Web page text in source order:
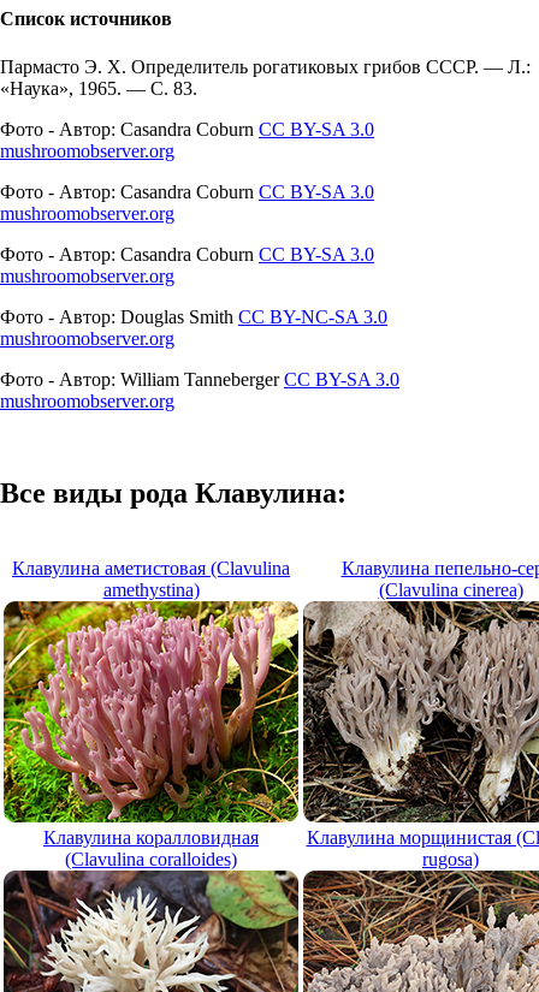
Список источников
Пармасто Э. Х. Определитель рогатиковых грибов СССР. — Л.:
«Наука», 1965. — С. 83.
Фото - Автор: Casandra Coburn CC BY-SA 3.0
mushroomobserver.org
Фото - Автор: Casandra Coburn CC BY-SA 3.0
mushroomobserver.org
Фото - Автор: Casandra Coburn CC BY-SA 3.0
mushroomobserver.org
Фото - Автор: Douglas Smith CC BY-NC-SA 3.0
mushroomobserver.org
Фото - Автор: William TannebergerCC BY-SA 3.0
mushroomobserver.org
Все виды рода Клавулина:
Клавулина аметистовая (Clavulina
amethystina)
Клавулина пепельно-
(Clavulina cinerea)
Клавулина коралловидная
(Clavulina coralloides)
Клавулина морщинистая
rugosa)